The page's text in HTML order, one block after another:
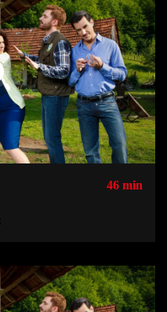
46 min